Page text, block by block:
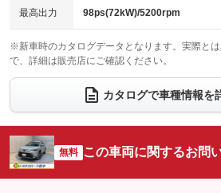
チップアップシート
：装備なし
：装備なし ：
ウォークスルー
：装備なし
電動リアゲート フ
：
：装備なし ：
サイドカメラ
：装備なし ル
：
：装備なし
：
最高出力 98ps(72kW)/5200rpm
※新車時のカタログデータとなります。実際と
で、詳細は販売店にご確認ください。
カタログで車種情報を
無料 この車両に関するお問